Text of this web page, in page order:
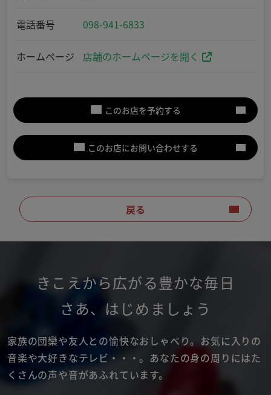
電話番号 098-941-6833
ホームページ 店舗のホームページを開く
このお店を予約する
このお店にお問い合わせする
戻る
きこえから広がる豊かな毎日
さあ、 はじめましょう
家族の団欒や友人との愉快なおしゃべり。 お気に入りの
音楽や大好きなテレビ・・・。 あなたの身の周りにはた
くさんの声や音があふれています。